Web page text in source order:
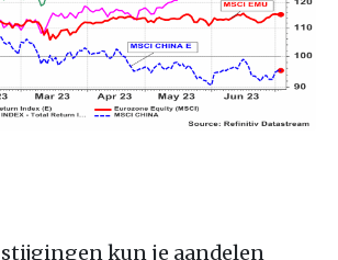
kun je aandelen